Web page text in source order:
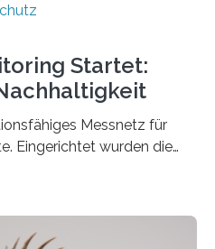
Startet:
Messnetz für
Eingerichtet wurden die
Wissenschaftlerinnen
sie ihren Bericht zur